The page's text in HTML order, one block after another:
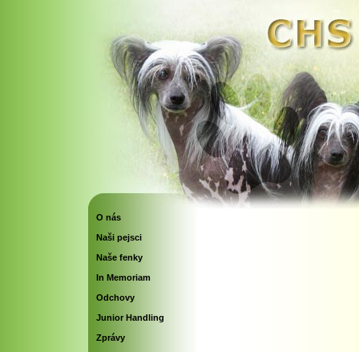
O nás
Naši pejsci
Naše fenky
In Memoriam
Odchovy
Junior Handling
Zprávy